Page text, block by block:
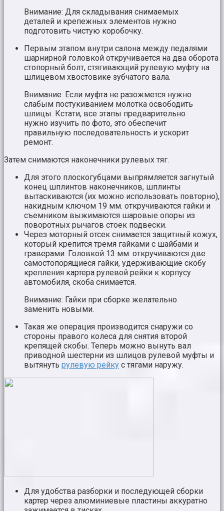
Внимание: Для складывания снимаемых
деталей и крепежных элементов нужно
подготовить чистую коробочку.
Первым этапом внутри салона между педалями
шарнирной головкой откручивается на два оборота
стопорный болт, стягивающий рулевую муфту на
шлицевом хвостовике зубчатого вала.
Внимание: Если муфта не разожмется нужно
слабым постукиванием молотка освободить
шлицы. Кстати, все этапы предварительно
нужно изучить по фото, это обеспечит
правильную последовательность и ускорит
ремонт.
Затем снимаются наконечники рулевых тяг.
Для этого плоскогубцами выпрямляется загнутый
конец шплинтов наконечников, шплинты
вытаскиваются (их можно использовать повторно),
накидным ключом 19 мм. откручиваются гайки и
съемником выжимаются шаровые опоры из
поворотных рычагов стоек подвески.
Через моторный отсек снимается защитный кожух,
который крепится тремя гайками с шайбами и
граверами. Головкой 13 мм. откручиваются две
самостопорящиеся гайки, удерживающие скобу
крепления картера рулевой рейки к корпусу
автомобиля, скоба снимается.
Внимание: Гайки при сборке желательно
заменить новыми.
Такая же операция производится снаружи со
стороны правого колеса для снятия второй
крепящей скобы. Теперь можно вынуть вал
приводной шестерни из шлицов рулевой муфты и
вытянуть рулевую рейку с тягами наружу.
Для удобства разборки и последующей сборки
картер через алюминиевые пластины аккуратно